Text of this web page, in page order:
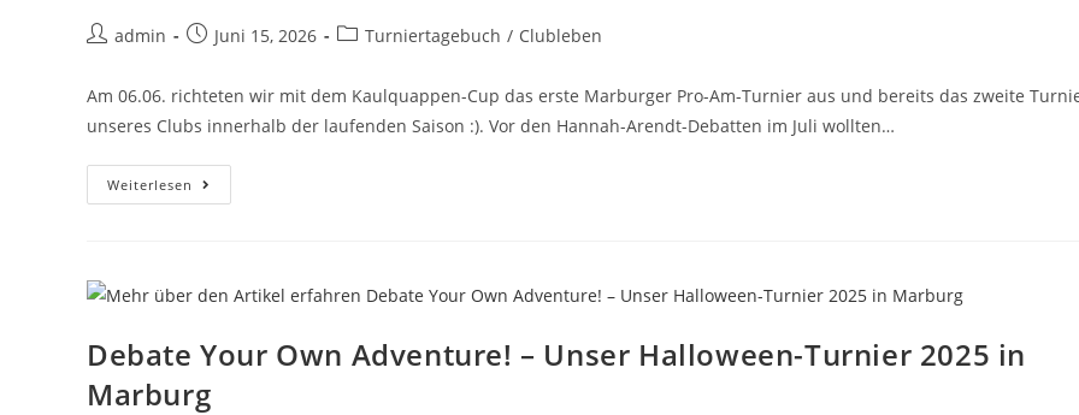
admin Juni 15, 2026 Turniertagebuch / Clubleben
Am 06.06. richteten wir mit dem Kaulquappen-Cup das erste Marburger Pro-Am-Turnier aus und bereits das zweite
unseres Clubs innerhalb der laufenden Saison :). Vor den Hannah-Arendt-Debatten im Juli wollten…
Weiterlesen
Debate Your Own Adventure! – Unser Halloween-Turnier 2025 in
Marburg